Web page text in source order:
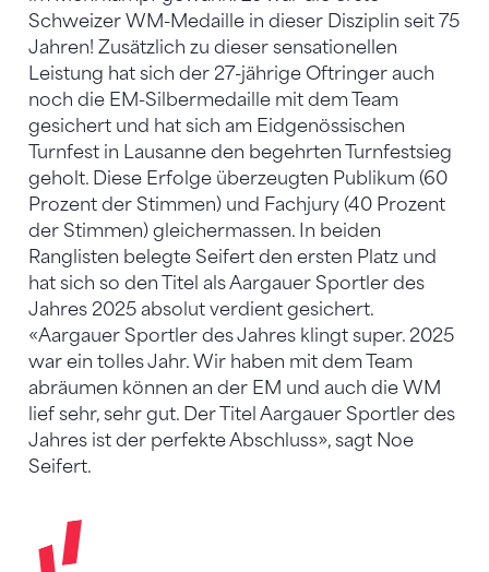
Schweizer WM-Medaille in dieser Disziplin seit 75
Jahren! Zusätzlich zu dieser sensationellen
Leistung hat sich der 27-jährige Oftringer auch
noch die EM-Silbermedaille mit dem Team
gesichert und hat sich am Eidgenössischen
Turnfest in Lausanne den begehrten Turnfestsieg
geholt. Diese Erfolge überzeugten Publikum (60
Prozent der Stimmen) und Fachjury (40 Prozent
der Stimmen) gleichermassen. In beiden
Ranglisten belegte Seifert den ersten Platz und
hat sich so den Titel als Aargauer Sportler des
Jahres 2025 absolut verdient gesichert.
«Aargauer Sportler des Jahres klingt super. 2025
war ein tolles Jahr. Wir haben mit dem Team
abräumen können an der EM und auch die WM
lief sehr, sehr gut. Der Titel Aargauer Sportler des
Jahres ist der perfekte Abschluss», sagt Noe
Seifert.